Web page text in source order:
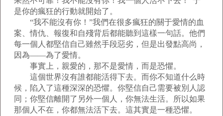
是你的瘋狂的行動就開始了。
“我不能沒有你！”我們在很多瘋狂的關于愛情的血
案、情仇、報復和自殘背后都能聽到這樣一句話。他們
每一個人都堅信自己雖然手段惡劣，但是出發點高尚，
因為——為了愛情。
事實上，親愛的，那不是愛情，而是恐懼。
這個世界沒有誰都能活得下去。而你不知道什么時
候，陷入了這種深深的恐懼。你堅信自己需要被別人認
同；你堅信離開了另外一個人，你無法生活。所以如果
那個人不在，你都無法活下去。這其實是一種恐懼。